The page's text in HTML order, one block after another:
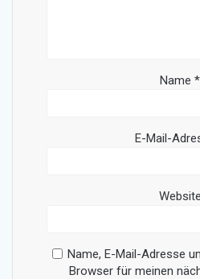
Name *
E-Mail-
Website
Name, E-Mail-Adresse
Browser für meinen